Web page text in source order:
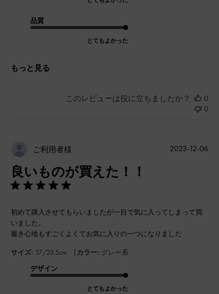
品質
とてもよかった
もっと見る
このレビューは役に立ちましたか？
0
0
ご利用者様
良いものが買えた！！
初めて購入させてもらいましたが一目で気に入ってしまって買
いました。
履き心地もすごくよくてお気に入りの一つになりました
サイズ: 37/23.5cm | カラー: グレー系
デザイン
とてもよかった
公
2023-12-06